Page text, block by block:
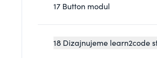
17 Button modul
18 Dizajnujeme learn2code